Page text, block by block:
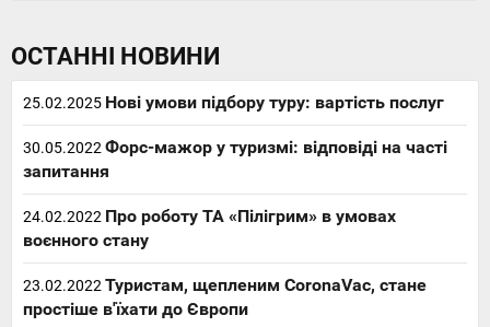
ОСТАННІ НОВИНИ
25.02.2025 Нові умови підбору туру: вартість послуг
30.05.2022Форс-мажор у туризмі: відповіді на часті
запитання
24.02.2022 Про роботу ТА «Пілігрим» в умовах
воєнного стану
23.02.2022Туристам, щепленим CoronaVac, стане
простіше в'їхати до Європи